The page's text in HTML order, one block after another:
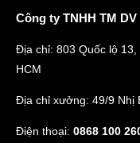
Công ty TNHH TM
Địa chỉ: 803 Quốc lộ
HCM
Địa chỉ xưởng: 49/9 Nhị
Điện thoại: 0868 100